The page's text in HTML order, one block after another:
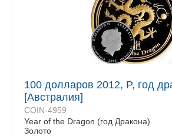
100 долларов 2012, P, год
[Австралия]
COIN-4959
Year of the Dragon (год Дракона)
Золото